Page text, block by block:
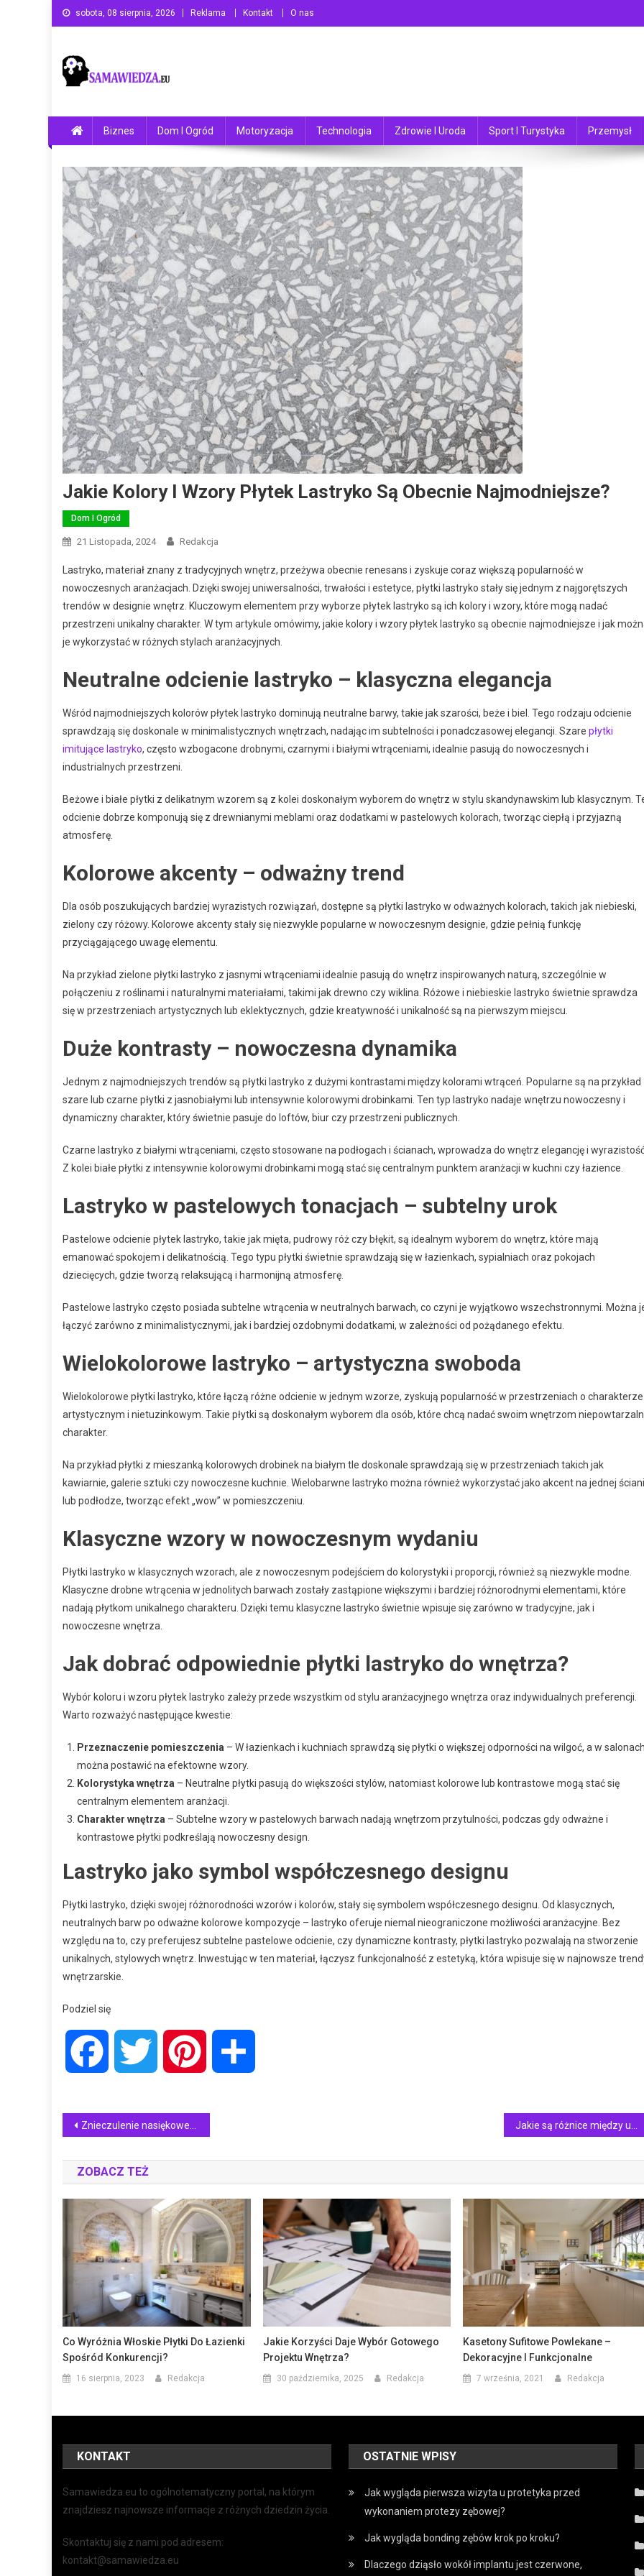
Skip
to
sobota, 08 sierpnia, 2026 Reklama Kontakt O nas
Biznes Dom I Ogród Motoryzacja Technologia Zdrowie I Uroda Sport I Turystyka Przemysł
Jakie Kolory I Wzory Płytek Lastryko Są Obecnie Najmodniejsze?
Dom I Ogród
21 Listopada, 2024 Redakcja
Lastryko, materiał znany z tradycyjnych wnętrz, przeżywa obecnie renesans i zyskuje coraz większą popularność w
nowoczesnych aranżacjach. Dzięki swojej uniwersalności, trwałości i estetyce, płytki lastryko stały się jednym z najgorętszych
trendów w designie wnętrz. Kluczowym elementem przy wyborze płytek lastryko są ich kolory i wzory, które mogą nadać
przestrzeni unikalny charakter. W tym artykule omówimy, jakie kolory i wzory płytek lastryko są obecnie najmodniejsze i jak
je wykorzystać w różnych stylach aranżacyjnych.
Neutralne odcienie lastryko – klasyczna elegancja
Wśród najmodniejszych kolorów płytek lastryko dominują neutralne barwy, takie jak szarości, beże i biel. Tego rodzaju odcienie
sprawdzają się doskonale w minimalistycznych wnętrzach, nadając im subtelności i ponadczasowej elegancji. Szare płytki
imitujące lastryko, często wzbogacone drobnymi, czarnymi i białymi wtrąceniami, idealnie pasują do nowoczesnych i
industrialnych przestrzeni.
Beżowe i białe płytki z delikatnym wzorem są z kolei doskonałym wyborem do wnętrz w stylu skandynawskim lub klasycznym.
odcienie dobrze komponują się z drewnianymi meblami oraz dodatkami w pastelowych kolorach, tworząc ciepłą i przyjazną
atmosferę.
Kolorowe akcenty – odważny trend
Dla osób poszukujących bardziej wyrazistych rozwiązań, dostępne są płytki lastryko w odważnych kolorach, takich jak niebieski,
zielony czy różowy. Kolorowe akcenty stały się niezwykle popularne w nowoczesnym designie, gdzie pełnią funkcję
przyciągającego uwagę elementu.
Na przykład zielone płytki lastryko z jasnymi wtrąceniami idealnie pasują do wnętrz inspirowanych naturą, szczególnie w
połączeniu z roślinami i naturalnymi materiałami, takimi jak drewno czy wiklina. Różowe i niebieskie lastryko świetnie sprawdza
się w przestrzeniach artystycznych lub eklektycznych, gdzie kreatywność i unikalność są na pierwszym miejscu.
Duże kontrasty – nowoczesna dynamika
Jednym z najmodniejszych trendów są płytki lastryko z dużymi kontrastami między kolorami wtrąceń. Popularne są na przykład
szare lub czarne płytki z jasnobiałymi lub intensywnie kolorowymi drobinkami. Ten typ lastryko nadaje wnętrzu nowoczesny i
dynamiczny charakter, który świetnie pasuje do loftów, biur czy przestrzeni publicznych.
Czarne lastryko z białymi wtrąceniami, często stosowane na podłogach i ścianach, wprowadza do wnętrz elegancję i
Z kolei białe płytki z intensywnie kolorowymi drobinkami mogą stać się centralnym punktem aranżacji w kuchni czy łazience.
Lastryko w pastelowych tonacjach – subtelny urok
Pastelowe odcienie płytek lastryko, takie jak mięta, pudrowy róż czy błękit, są idealnym wyborem do wnętrz, które mają
emanować spokojem i delikatnością. Tego typu płytki świetnie sprawdzają się w łazienkach, sypialniach oraz pokojach
dziecięcych, gdzie tworzą relaksującą i harmonijną atmosferę.
Pastelowe lastryko często posiada subtelne wtrącenia w neutralnych barwach, co czyni je wyjątkowo wszechstronnymi. Można
łączyć zarówno z minimalistycznymi, jak i bardziej ozdobnymi dodatkami, w zależności od pożądanego efektu.
Wielokolorowe lastryko – artystyczna swoboda
Wielokolorowe płytki lastryko, które łączą różne odcienie w jednym wzorze, zyskują popularność w przestrzeniach o charakterze
artystycznym i nietuzinkowym. Takie płytki są doskonałym wyborem dla osób, które chcą nadać swoim wnętrzom
charakter.
Na przykład płytki z mieszanką kolorowych drobinek na białym tle doskonale sprawdzają się w przestrzeniach takich jak
kawiarnie, galerie sztuki czy nowoczesne kuchnie. Wielobarwne lastryko można również wykorzystać jako akcent na jednej
lub podłodze, tworząc efekt „wow” w pomieszczeniu.
Klasyczne wzory w nowoczesnym wydaniu
Płytki lastryko w klasycznych wzorach, ale z nowoczesnym podejściem do kolorystyki i proporcji, również są niezwykle modne.
Klasyczne drobne wtrącenia w jednolitych barwach zostały zastąpione większymi i bardziej różnorodnymi elementami, które
nadają płytkom unikalnego charakteru. Dzięki temu klasyczne lastryko świetnie wpisuje się zarówno w tradycyjne, jak i
nowoczesne wnętrza.
Jak dobrać odpowiednie płytki lastryko do wnętrza?
Wybór koloru i wzoru płytek lastryko zależy przede wszystkim od stylu aranżacyjnego wnętrza oraz indywidualnych preferencji.
Warto rozważyć następujące kwestie:
Przeznaczenie pomieszczenia – W łazienkach i kuchniach sprawdzą się płytki o większej odporności na wilgoć, a w
można postawić na efektowne wzory.
Kolorystyka wnętrza – Neutralne płytki pasują do większości stylów, natomiast kolorowe lub kontrastowe mogą stać się
centralnym elementem aranżacji.
Charakter wnętrza – Subtelne wzory w pastelowych barwach nadają wnętrzom przytulności, podczas gdy odważne i
kontrastowe płytki podkreślają nowoczesny design.
Lastryko jako symbol współczesnego designu
Płytki lastryko, dzięki swojej różnorodności wzorów i kolorów, stały się symbolem współczesnego designu. Od klasycznych,
neutralnych barw po odważne kolorowe kompozycje – lastryko oferuje niemal nieograniczone możliwości aranżacyjne. Bez
względu na to, czy preferujesz subtelne pastelowe odcienie, czy dynamiczne kontrasty, płytki lastryko pozwalają na stworzenie
unikalnych, stylowych wnętrz. Inwestując w ten materiał, łączysz funkcjonalność z estetyką, która wpisuje się w najnowsze
wnętrzarskie.
Podziel się
Facebook Twitter Pinterest
Nawigacja
wpisu
Znieczulenie nasiękowe a przewodowe – jakie są różnice i kiedy są stosowane w stomatologii?
ZOBACZ TEŻ
Co Wyróżnia Włoskie Płytki Do Łazienki
Spośród Konkurencji?
16 sierpnia, 2023 Redakcja
Jakie Korzyści Daje Wybór Gotowego
Projektu Wnętrza?
30 października, 2025 Redakcja
Kasetony Sufitowe Powlekane –
Dekoracyjne I Funkcjonalne
7 września, 2021 Redakcja
KONTAKT
Samawiedza.eu to ogólnotematyczny portal, na którym
znajdziesz najnowsze informacje z różnych dziedzin życia.
Skontaktuj się z nami pod adresem:
kontakt@samawiedza.eu
OSTATNIE WPISY
Jak wygląda pierwsza wizyta u protetyka przed
wykonaniem protezy zębowej?
Jak wygląda bonding zębów krok po kroku?
Dlaczego dziąsło wokół implantu jest czerwone,